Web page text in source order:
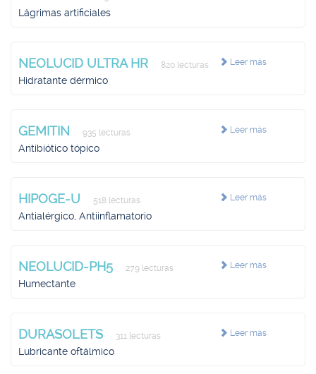
Lágrimas artificiales
Leer más
NEOLUCID ULTRA HR 820 lecturas
Hidratante dérmico
Leer más
GEMITIN 935 lecturas
Antibiótico tópico
Leer más
HIPOGE-U 518 lecturas
Antialérgico, Antiinflamatorio
Leer más
NEOLUCID-PH5 279 lecturas
Humectante
Leer más
DURASOLETS 311 lecturas
Lubricante oftálmico